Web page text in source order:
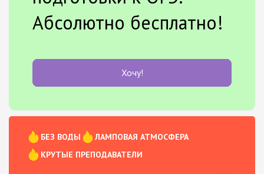
Абсолютно бесплатно!
Хочу!
БЕЗ ВОДЫ
ЛАМПОВАЯ АТМОСФЕРА
КРУТЫЕ ПРЕПОДАВАТЕЛИ